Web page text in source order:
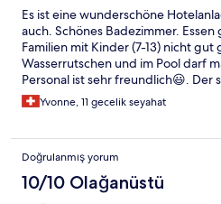
Es ist eine wunderschöne
auch. Schönes Badezimmer.
Familien mit Kinder (7-13) nicht
Wasserrutschen und im Pool darf
Personal ist sehr freundlich😃. Der
hat es sehr gut gefallen. Kinder (17
immer wieder auswählen.
Yvonne, 11 gecelik seyahat
Doğrulanmış yorum
10/10 Olağanüstü